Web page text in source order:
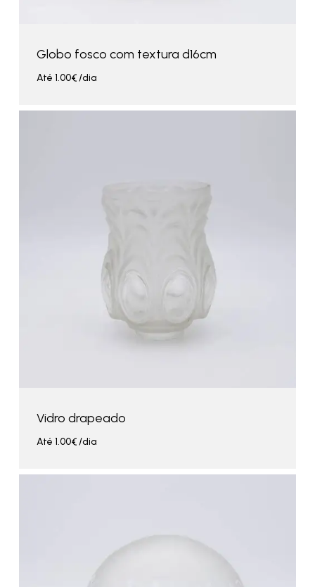
Globo fosco com textura d16cm
Até 1.00€/dia
Vidro drapeado
Até 1.00€/dia